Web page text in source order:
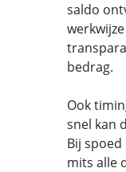
saldo
bedrag.
Ook
snel kan
Bij
mits alle